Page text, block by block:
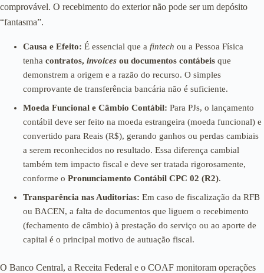
comprovável. O recebimento do exterior não pode ser um depósito
“fantasma”.
Causa e Efeito: É essencial que a fintech ou a Pessoa Física
tenha contratos, invoicesou documentos contábeisque
demonstrem a origem e a razão do recurso. O simples
comprovante de transferência bancária não é suficiente.
Moeda Funcional e Câmbio Contábil: Para PJs, o lançamento
contábil deve ser feito na moeda estrangeira (moeda funcional) e
convertido para Reais (R$), gerando ganhos ou perdas cambiais
a serem reconhecidos no resultado. Essa diferença cambial
também tem impacto fiscal e deve ser tratada rigorosamente,
conforme o Pronunciamento Contábil CPC 02 (R2).
Transparência nas Auditorias: Em caso de fiscalização da RFB
ou BACEN, a falta de documentos que liguem o recebimento
(fechamento de câmbio) à prestação do serviço ou ao aporte de
capital é o principal motivo de autuação fiscal.
O Banco Central, a Receita Federal e o COAF monitoram operações